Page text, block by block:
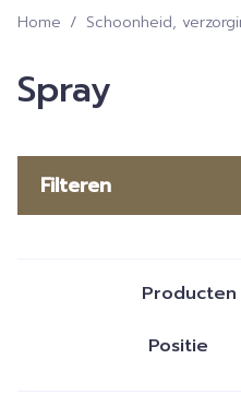
Home / Schoonheid,
Spray
Filteren
Producten
Sorteer op: